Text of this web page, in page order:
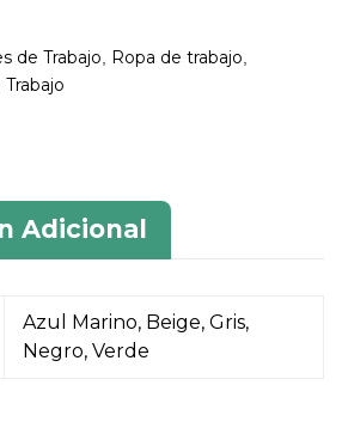
de Trabajo, Ropa de trabajo,
Adicional
Azul Marino, Beige, Gris,
Negro, Verde